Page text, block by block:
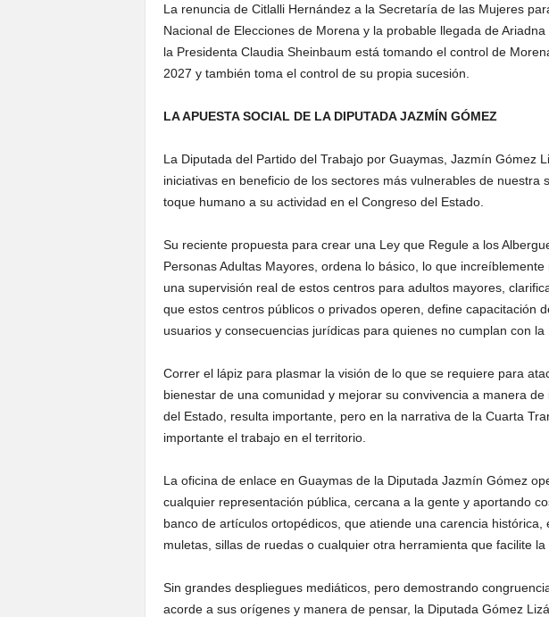
La renuncia de Citlalli Hernández a la Secretaría de las Mujeres
Nacional de Elecciones de Morena y la probable llegada de
la Presidenta Claudia Sheinbaum está tomando el control de
2027 y también toma el control de su propia sucesión.
LA APUESTA SOCIAL DE LA DIPUTADA JAZMÍN GÓMEZ
La Diputada del Partido del Trabajo por Guaymas, Jazmín Gómez
iniciativas en beneficio de los sectores más vulnerables de nuestra
toque humano a su actividad en el Congreso del Estado.
Su reciente propuesta para crear una Ley que Regule a los
Personas Adultas Mayores, ordena lo básico, lo que
una supervisión real de estos centros para adultos mayores,
que estos centros públicos o privados operen, define capacitación
usuarios y consecuencias jurídicas para quienes no cumplan con la
Correr el lápiz para plasmar la visión de lo que se requiere para
bienestar de una comunidad y mejorar su convivencia a manera
del Estado, resulta importante, pero en la narrativa de la Cuarta
importante el trabajo en el territorio.
La oficina de enlace en Guaymas de la Diputada Jazmín Gómez
cualquier representación pública, cercana a la gente y aportando
banco de artículos ortopédicos, que atiende una carencia histórica,
muletas, sillas de ruedas o cualquier otra herramienta que facilite la
Sin grandes despliegues mediáticos, pero demostrando
acorde a sus orígenes y manera de pensar, la Diputada Gómez